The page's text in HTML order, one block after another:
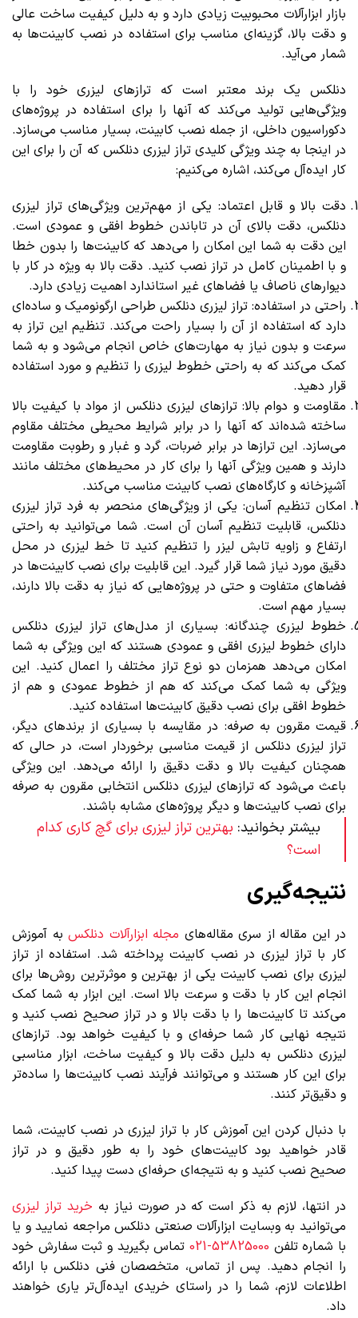
بازار ابزارآلات محبوبیت زیادی دارد و به دلیل کیفیت ساخت عالی
و دقت بالا، گزینه‌ای مناسب برای استفاده در نصب کابینت‌ها به
شمار می‌آید.
دنلکس یک برند معتبر است که ترازهای لیزری خود را با
ویژگی‌هایی تولید می‌کند که آنها را برای استفاده در پروژه‌های
دکوراسیون داخلی، از جمله نصب کابینت، بسیار مناسب می‌سازد.
در اینجا به چند ویژگی کلیدی تراز لیزری دنلکس که آن را برای این
کار ایده‌آل می‌کند، اشاره می‌کنیم:
دقت بالا و قابل اعتماد: یکی از مهم‌ترین ویژگی‌های تراز لیزری
دنلکس، دقت بالای آن در تاباندن خطوط افقی و عمودی است.
این دقت به شما این امکان را می‌دهد که کابینت‌ها را بدون خطا
و با اطمینان کامل در تراز نصب کنید. دقت بالا به ویژه در کار با
دیوارهای ناصاف یا فضاهای غیر استاندارد اهمیت زیادی دارد.
راحتی در استفاده: تراز لیزری دنلکس طراحی ارگونومیک و ساده‌ای
دارد که استفاده از آن را بسیار راحت می‌کند. تنظیم این تراز به
سرعت و بدون نیاز به مهارت‌های خاص انجام می‌شود و به شما
کمک می‌کند که به راحتی خطوط لیزری را تنظیم و مورد استفاده
قرار دهید.
مقاومت و دوام بالا: ترازهای لیزری دنلکس از مواد با کیفیت بالا
ساخته شده‌اند که آنها را در برابر شرایط محیطی مختلف مقاوم
می‌سازد. این ترازها در برابر ضربات، گرد و غبار و رطوبت مقاومت
دارند و همین ویژگی آنها را برای کار در محیط‌های مختلف مانند
آشپزخانه و کارگاه‌های نصب کابینت مناسب می‌کند.
امکان تنظیم آسان: یکی از ویژگی‌های منحصر به فرد تراز لیزری
دنلکس، قابلیت تنظیم آسان آن است. شما می‌توانید به راحتی
ارتفاع و زاویه تابش لیزر را تنظیم کنید تا خط لیزری در محل
دقیق مورد نیاز شما قرار گیرد. این قابلیت برای نصب کابینت‌ها در
فضاهای متفاوت و حتی در پروژه‌هایی که نیاز به دقت بالا دارند،
بسیار مهم است.
خطوط لیزری چندگانه: بسیاری از مدل‌های تراز لیزری دنلکس
دارای خطوط لیزری افقی و عمودی هستند که این ویژگی به شما
امکان می‌دهد همزمان دو نوع تراز مختلف را اعمال کنید. این
ویژگی به شما کمک می‌کند که هم از خطوط عمودی و هم از
خطوط افقی برای نصب دقیق کابینت‌ها استفاده کنید.
قیمت مقرون به صرفه: در مقایسه با بسیاری از برندهای دیگر،
تراز لیزری دنلکس از قیمت مناسبی برخوردار است، در حالی که
همچنان کیفیت بالا و دقت دقیق را ارائه می‌دهد. این ویژگی
باعث می‌شود که ترازهای لیزری دنلکس انتخابی مقرون به صرفه
برای نصب کابینت‌ها و دیگر پروژه‌های مشابه باشند.
بیشتر بخوانید: بهترین تراز لیزری برای گچ کاری کدام
است؟
نتیجه‌گیری
در این مقاله از سری مقاله‌های مجله ابزارآلات دنلکس به آموزش
کار با تراز لیزری در نصب کابینت پرداخته شد. استفاده از تراز
لیزری برای نصب کابینت یکی از بهترین و موثرترین روش‌ها برای
انجام این کار با دقت و سرعت بالا است. این ابزار به شما کمک
می‌کند تا کابینت‌ها را با دقت بالا و در تراز صحیح نصب کنید و
نتیجه نهایی کار شما حرفه‌ای و با کیفیت خواهد بود. ترازهای
لیزری دنلکس به دلیل دقت بالا و کیفیت ساخت، ابزار مناسبی
برای این کار هستند و می‌توانند فرآیند نصب کابینت‌ها را ساده‌تر
و دقیق‌تر کنند.
با دنبال کردن این آموزش کار با تراز لیزری در نصب کابینت، شما
قادر خواهید بود کابینت‌های خود را به طور دقیق و در تراز
صحیح نصب کنید و به نتیجه‌ای حرفه‌ای دست پیدا کنید.
در انتها، لازم به ذکر است که در صورت نیاز به خرید تراز لیزری
می‌توانید به وبسایت ابزارآلات صنعتی دنلکس مراجعه نمایید و یا
با شماره تلفن 53825000-021
تماس بگیرید و ثبت سفارش خود
را انجام دهید. پس از تماس، متخصصان فنی دنلکس با ارائه
اطلاعات لازم، شما را در راستای خریدی ایده‌آل‌تر یاری خواهند
داد.